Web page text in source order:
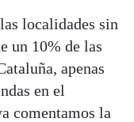
localidades sin
un 10% de las
apenas
en el
comentamos la